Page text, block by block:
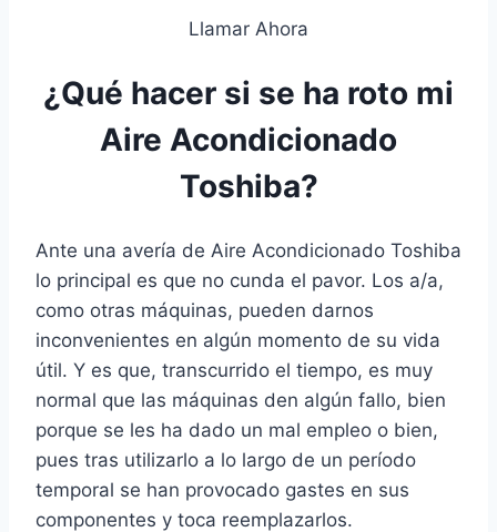
Llamar Ahora
¿Qué hacer si se ha roto mi
Aire Acondicionado
Toshiba?
Ante una avería de Aire Acondicionado Toshiba
lo principal es que no cunda el pavor. Los a/a,
como otras máquinas, pueden darnos
inconvenientes en algún momento de su vida
útil. Y es que, transcurrido el tiempo, es muy
normal que las máquinas den algún fallo, bien
porque se les ha dado un mal empleo o bien,
pues tras utilizarlo a lo largo de un período
temporal se han provocado gastes en sus
componentes y toca reemplazarlos.